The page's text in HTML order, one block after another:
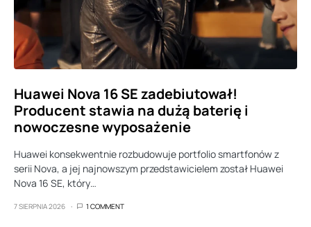
Huawei Nova 16 SE zadebiutował!
Producent stawia na dużą baterię i
nowoczesne wyposażenie
Huawei konsekwentnie rozbudowuje portfolio smartfonów z
serii Nova, a jej najnowszym przedstawicielem został Huawei
Nova 16 SE, który…
7 SIERPNIA 2026 1 COMMENT